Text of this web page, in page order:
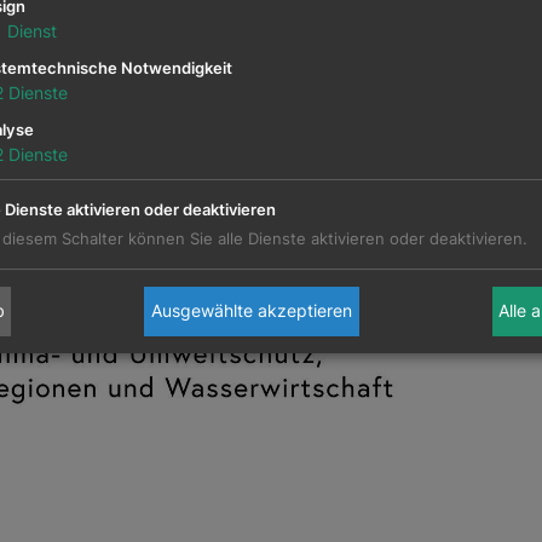
abläuft?
Nachbericht vom letzten Barcamp:
DEI & Soziale Nachhaltigkeit
von
Dienst
Notwendigkeit
Dienste
Dienste
Dienste aktivieren oder deaktivieren
Schalter können Sie alle Dienste aktivieren oder deaktivieren.
Ausgewählte akzeptieren Alle